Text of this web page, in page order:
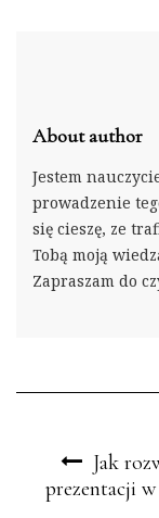
About author
Jestem
prowadzenie
się cieszę, ze
Tobą moją
Zapraszam do
Jak
prezentacji